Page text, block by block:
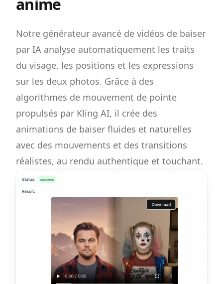
Notre générateur avancé de vidéos de baiser
par IA analyse automatiquement les traits
du visage, les positions et les expressions
sur les deux photos. Grâce à des
algorithmes de mouvement de pointe
propulsés par Kling AI, il crée des
animations de baiser fluides et naturelles
avec des mouvements et des transitions
réalistes, au rendu authentique et touchant.